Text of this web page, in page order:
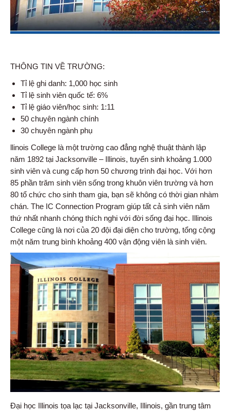
THÔNG TIN VỀ TRƯỜNG:
Tỉ lệ ghi danh: 1,000 học sinh
Tỉ lệ sinh viên quốc tế: 6%
Tỉ lệ giáo viên/học sinh: 1:11
50 chuyên ngành chính
30 chuyên ngành phụ
llinois College là một trường cao đẳng nghệ thuật thành lập
năm 1892 tại Jacksonville – Illinois, tuyển sinh khoảng 1.000
sinh viên và cung cấp hơn 50 chương trình đại học. Với hơn
85 phần trăm sinh viên sống trong khuôn viên trường và hơn
80 tổ chức cho sinh tham gia, bạn sẽ không có thời gian nhàm
chán. The IC Connection Program giúp tất cả sinh viên năm
thứ nhất nhanh chóng thích nghi với đời sống đại học. Illinois
College cũng là nơi của 20 đội đại diện cho trường, tổng cộng
một năm trung bình khoảng 400 vận động viên là sinh viên.
Đại học Illinois tọa lạc tại Jacksonville, Illinois, gần trung tâm